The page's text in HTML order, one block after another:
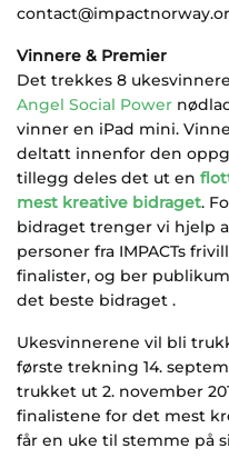
Vinnere & Premier
Det trekkes 8
Angel Social Power
vinner en iPad mini.
deltatt innenfor den
tillegg deles det ut en
mest kreative bidraget.
bidraget trenger vi hjelp
personer fra IMPACTs
finalister, og ber
det beste bidraget .
Ukesvinnerene vil bli
første trekning 14.
trukket ut 2. november
finalistene for det mest
får en uke til stemme på